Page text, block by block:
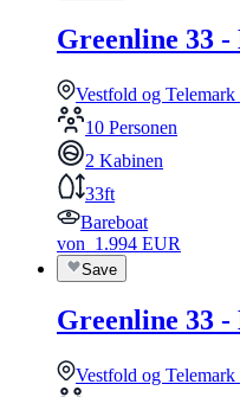
Greenline 33 -
Vestfold og
10 Personen
2 Kabinen
33ft
Bareboat
von 1.994 EUR
Save
Greenline 33
Vestfold og